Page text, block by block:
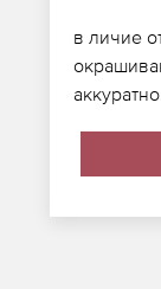
в личие
аккуратно.